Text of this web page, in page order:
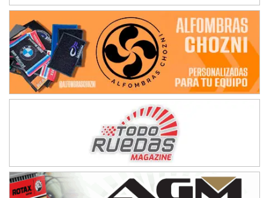
Ciudad de Trenque Lauquen (Asfalto)
ENTRERRIANO - F6 (POSTERGADA)
Parque de la Velocidad (Asfalto)
Villaguay (Entre Ríos)
VICTORIENSE - F7
El Cerro (Tierra)
Moto Club Reginense (Tierra)
Gral. E. Godoy (Río Negro)
CSK - F7
Juventud Unida (Tierra)